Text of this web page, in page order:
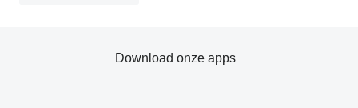
Download onze apps